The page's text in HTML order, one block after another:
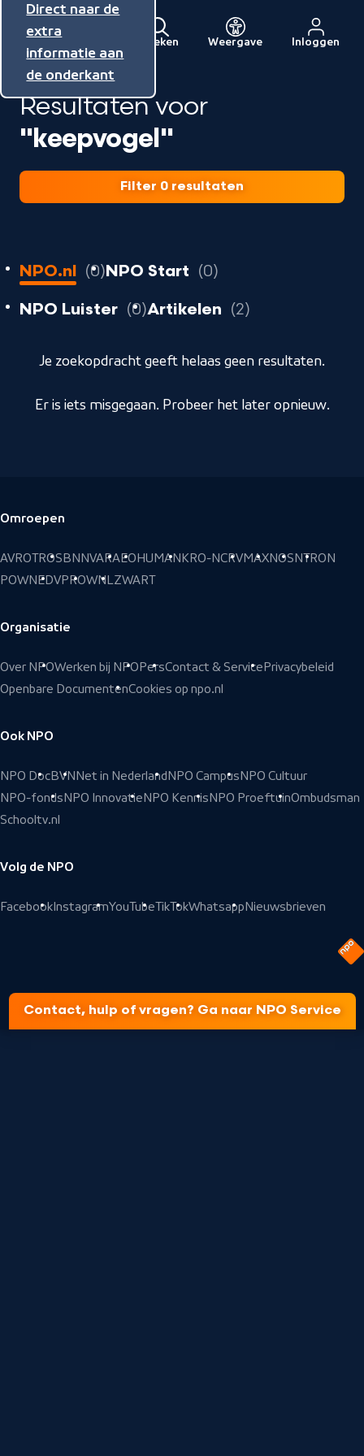
Direct naar de
inhoud
Direct naar de
hoofdnavigatie
Direct naar de
extra
informatie aan
de onderkant
Menu
Naar
de
beginpagina
van
NPO
Zoeken Weergave Inloggen
Resultaten voor
"keepvogel"
Filter 0 resultaten
0
resultaten
geladen
NPO.nl 0 resultaten
NPO Start 0
NPO Luister
0 resultaten
Artikelen 2
Je zoekopdracht geeft helaas geen resultaten.
Er is iets misgegaan. Probeer het later opnieuw.
Voettekst
Omroepen
AVROTROS BNNVARAEO HUMAN KRO-NCRVMAXNOS NTRON
POWNEDVPROWNLZWART
Organisatie
Over NPOWerken bij NPO PersContact & Service Privacybeleid
Openbare DocumentenCookies op npo.nl
Ook NPO
NPO DocBVN Net in Nederland NPO Campus NPO Cultuur
NPO-fonds NPO Innovatie NPO Kennis NPO ProeftuinOmbudsman
Schooltv.nl
Volg de NPO
Facebook InstagramYouTubeTikTokWhatsapp Nieuwsbrieven
Contact, hulp of vragen? Ga naar NPO Service